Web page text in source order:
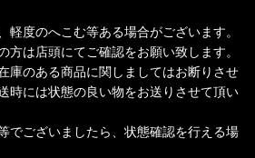
軽度のへこむ等ある場合がございます。
方は店頭にてご確認をお願い致します。
庫のある商品に関しましてはお断りさせ
時には状態の良い物をお送りさせて頂い
でございましたら、状態確認を行える場